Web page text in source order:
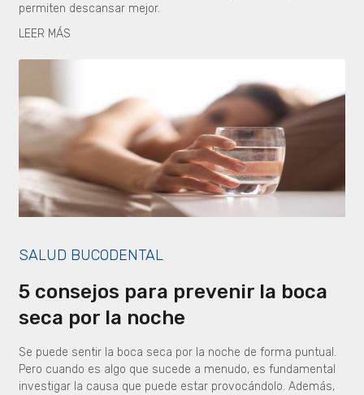
permiten descansar mejor.
LEER MÁS
SALUD BUCODENTAL
5 consejos para prevenir la boca
seca por la noche
Se puede sentir la boca seca por la noche de forma puntual.
Pero cuando es algo que sucede a menudo, es fundamental
investigar la causa que puede estar provocándolo. Además,